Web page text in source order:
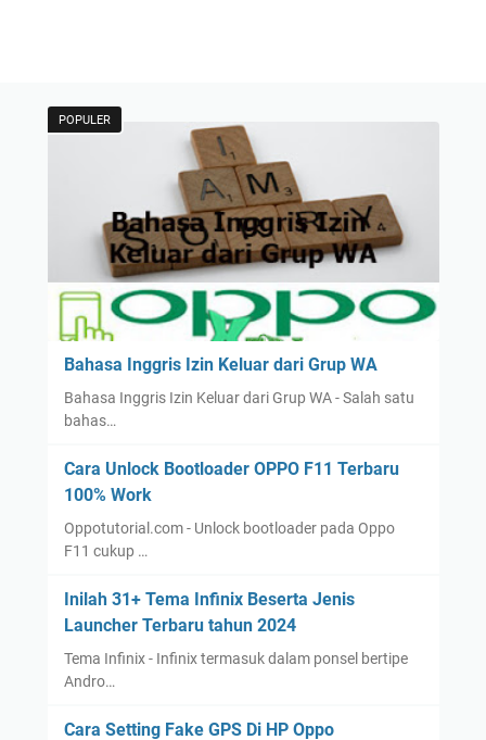
POPULER
Bahasa Inggris Izin Keluar dari Grup WA
Bahasa Inggris Izin Keluar dari Grup WA - Salah satu
bahas…
Cara Unlock Bootloader OPPO F11 Terbaru
100% Work
Oppotutorial.com - Unlock bootloader pada Oppo
F11 cukup …
Inilah 31+ Tema Infinix Beserta Jenis
Launcher Terbaru tahun 2024
Tema Infinix - Infinix termasuk dalam ponsel bertipe
Andro…
Cara Setting Fake GPS Di HP Oppo